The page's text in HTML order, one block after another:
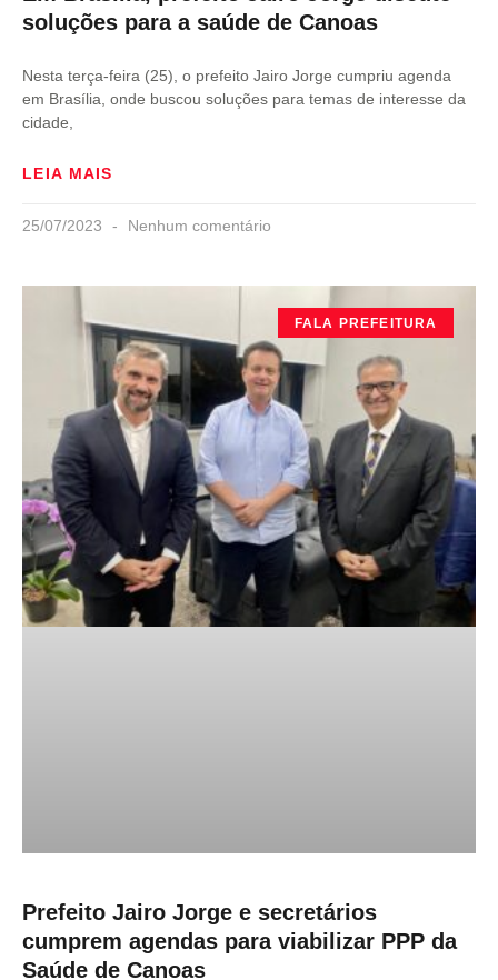
soluções para a saúde de Canoas
Nesta terça-feira (25), o prefeito Jairo Jorge cumpriu agenda
em Brasília, onde buscou soluções para temas de interesse da
cidade,
LEIA MAIS
25/07/2023 Nenhum comentário
FALA PREFEITURA
Prefeito Jairo Jorge e secretários
cumprem agendas para viabilizar PPP da
Saúde de Canoas